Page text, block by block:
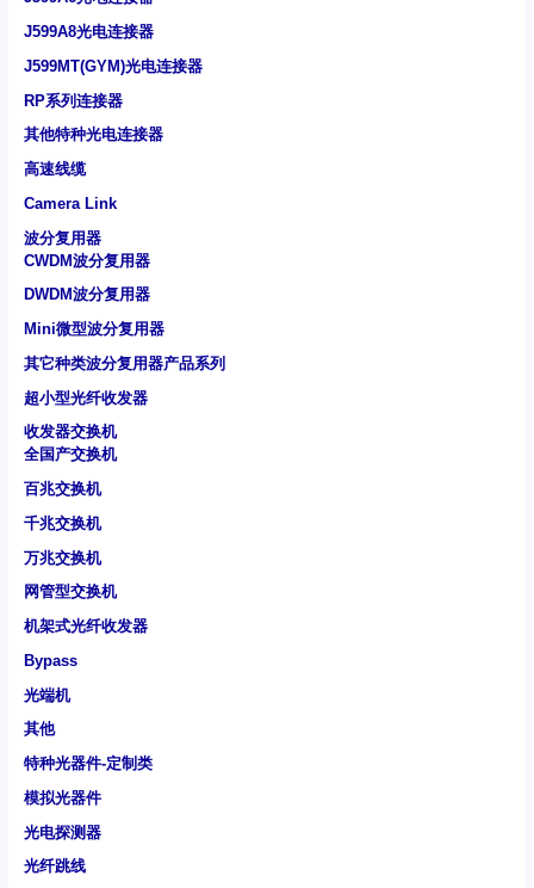
J599A8光电连接器
J599MT(GYM)光电连接器
RP系列连接器
其他特种光电连接器
高速线缆
Camera Link
波分复用器
CWDM波分复用器
DWDM波分复用器
Mini微型波分复用器
其它种类波分复用器产品系列
超小型光纤收发器
收发器交换机
全国产交换机
百兆交换机
千兆交换机
万兆交换机
网管型交换机
机架式光纤收发器
Bypass
光端机
其他
特种光器件-定制类
模拟光器件
光电探测器
光纤跳线